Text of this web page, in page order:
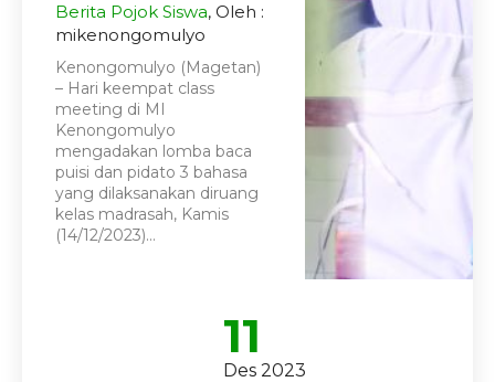
Berita Pojok Siswa, Oleh :
mikenongomulyo
Kenongomulyo (Magetan)
– Hari keempat class
meeting di MI
Kenongomulyo
mengadakan lomba baca
puisi dan pidato 3 bahasa
yang dilaksanakan diruang
kelas madrasah, Kamis
(14/12/2023)...
11
Des 2023